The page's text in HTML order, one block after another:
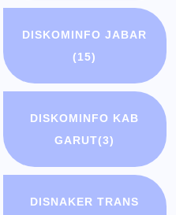
DISKOMINFO JABAR
(15)
DISKOMINFO KAB
GARUT(3)
DISNAKER TRANS